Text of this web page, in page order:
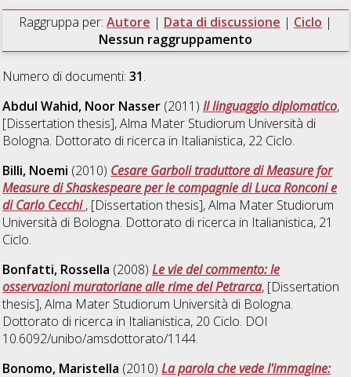
Raggruppa per: Autore | Data di discussione | Ciclo |
Nessun raggruppamento
Numero di documenti:31.
Abdul Wahid, Noor Nasser (2011)Il linguaggio diplomatico,
[Dissertation thesis], Alma Mater Studiorum Università di
Bologna. Dottorato di ricerca in Italianistica, 22 Ciclo.
Billi, Noemi (2010) Cesare Garboli traduttore di Measure for
Measure di Shaskespeare per le compagnie di Luca Ronconi e
di Carlo Cecchi, [Dissertation thesis], Alma Mater Studiorum
Università di Bologna. Dottorato di ricerca in Italianistica, 21
Ciclo.
Bonfatti, Rossella (2008)Le vie del commento: le
osservazioni muratoriane alle rime del Petrarca, [Dissertation
thesis], Alma Mater Studiorum Università di Bologna.
Dottorato di ricerca in Italianistica, 20 Ciclo. DOI
10.6092/unibo/amsdottorato/1144.
Bonomo, Maristella (2010)La parola che vede l'immagine: